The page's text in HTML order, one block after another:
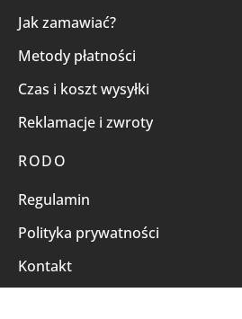
Jak zamawiać?
Metody płatności
Czas i koszt wysyłki
Reklamacje i zwroty
RODO
Regulamin
Polityka prywatności
Kontakt